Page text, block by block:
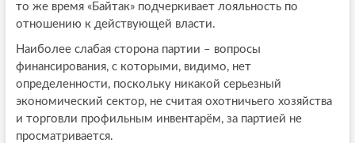
то же время «Байтак» подчеркивает лояльность по
отношению к действующей власти.
Наиболее слабая сторона партии – вопросы
финансирования, с которыми, видимо, нет
определенности, поскольку никакой серьезный
экономический сектор, не считая охотничьего хозяйства
и торговли профильным инвентарём, за партией не
просматривается.